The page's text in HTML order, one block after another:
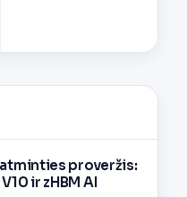
proveržis:
ir zHBM AI